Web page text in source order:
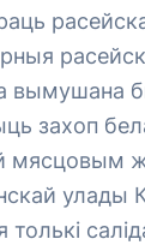
вымушана
захоп
мясцовым